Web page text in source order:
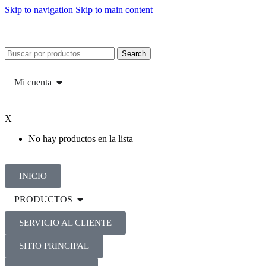
Skip to navigation Skip to main content
Search
Mi cuenta
X
No hay productos en la lista
INICIO
PRODUCTOS
SERVICIO AL CLIENTE
SITIO PRINCIPAL